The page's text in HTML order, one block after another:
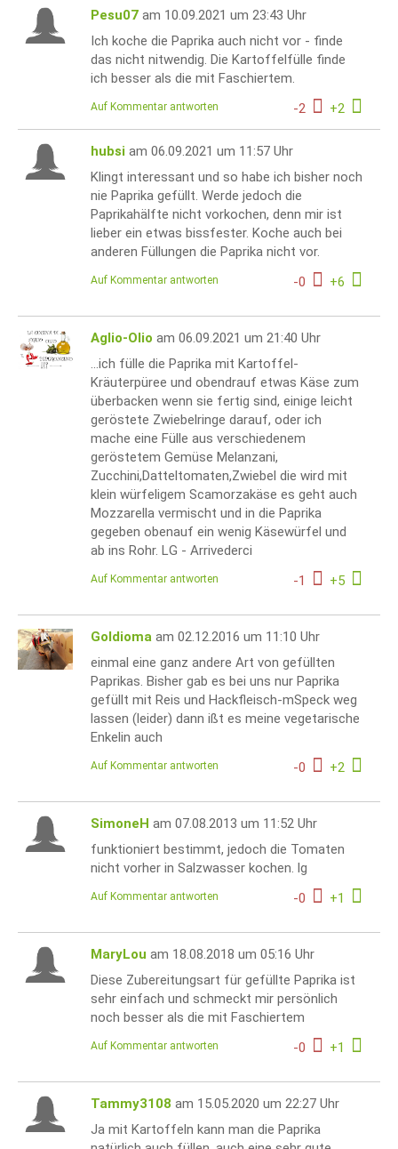
Pesu07 am 10.09.2021 um 23:43 Uhr
Ich koche die Paprika auch nicht vor - finde
das nicht nitwendig. Die Kartoffelfülle finde
ich besser als die mit Faschiertem.
-2 +2
Auf Kommentar antworten
hubsi am 06.09.2021 um 11:57 Uhr
Klingt interessant und so habe ich bisher noch
nie Paprika gefüllt. Werde jedoch die
Paprikahälfte nicht vorkochen, denn mir ist
lieber ein etwas bissfester. Koche auch bei
anderen Füllungen die Paprika nicht vor.
-0 +6
Auf Kommentar antworten
Aglio-Olio am 06.09.2021 um 21:40 Uhr
...ich fülle die Paprika mit Kartoffel-
Kräuterpüree und obendrauf etwas Käse zum
überbacken wenn sie fertig sind, einige leicht
geröstete Zwiebelringe darauf, oder ich
mache eine Fülle aus verschiedenem
geröstetem Gemüse Melanzani,
Zucchini,Datteltomaten,Zwiebel die wird mit
klein würfeligem Scamorzakäse es geht auch
Mozzarella vermischt und in die Paprika
gegeben obenauf ein wenig Käsewürfel und
ab ins Rohr. LG - Arrivederci
-1 +5
Auf Kommentar antworten
Goldioma am 02.12.2016 um 11:10 Uhr
einmal eine ganz andere Art von gefüllten
Paprikas. Bisher gab es bei uns nur Paprika
gefüllt mit Reis und Hackfleisch-mSpeck weg
lassen (leider) dann ißt es meine vegetarische
Enkelin auch
-0 +2
Auf Kommentar antworten
SimoneH am 07.08.2013 um 11:52 Uhr
funktioniert bestimmt, jedoch die Tomaten
nicht vorher in Salzwasser kochen. lg
-0 +1
Auf Kommentar antworten
MaryLou am 18.08.2018 um 05:16 Uhr
Diese Zubereitungsart für gefüllte Paprika ist
sehr einfach und schmeckt mir persönlich
noch besser als die mit Faschiertem
-0 +1
Auf Kommentar antworten
Tammy3108 am 15.05.2020 um 22:27 Uhr
Ja mit Kartoffeln kann man die Paprika